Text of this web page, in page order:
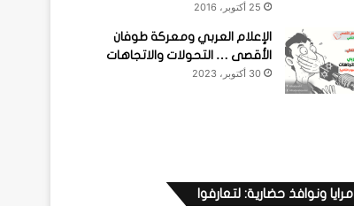
25 أكتوبر، 2016
الإعلام العربي ومعركة طوفان
الأقصى … التحولات والاتجاهات
30 أكتوبر، 2023
مرايا ونوافذ حضارية: لتعارفوا